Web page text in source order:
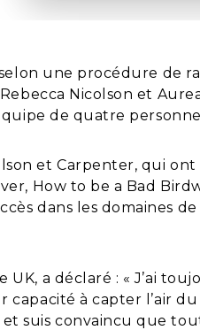
une procédure de
Rebecca Nicolson et
de quatre
et Carpenter, qui
How to be a Bad
dans les domaines
UK, a déclaré : « J’ai
capacité à capter l’air
suis convaincu que